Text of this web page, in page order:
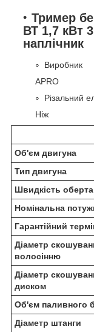
Тример
ВТ 1,7 кВт 3
наплічник
Виробник
APRO
Різальний
Ніж
Об'єм двигуна
Тип двигуна
Швидкість
Номінальна
Гарантійний
Діаметр
волосінню
Діаметр
диском
Об'єм паливного
Діаметр штанги